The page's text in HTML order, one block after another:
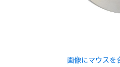
画像にマウスを
※新規会員登録を